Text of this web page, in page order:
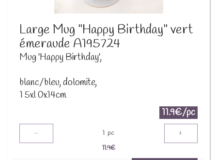
Large Mug "Happy Birthday" vert
émeraude A195724
Mug 'Happy Birthday',
blanc/bleu, dolomite,
1 5xl 0x14cm
11.9€/pc
- 1 pc +
11.9€